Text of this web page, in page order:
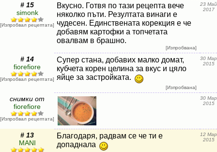
# 15
simonk
[Изпробвал рецептата]
Вкусно. Готвя по тази рецепта вече
няколко пъти. Резултата винаги е
чудесен. Единствената корекция е че
добавям картофки а топчетата
овалвам в брашно.
[Изпробвана]
23 Май
2017
# 14
fiorefiore
[Изпробвал рецептата]
Супер стана, добавих малко домат,
кубчета корен целина за вкус и цяло
яйце за застройката.
[Изпробвана]
30 Мар
2015
снимки от
fiorefiore
[Изпробвал рецептата]
30 Мар
2015
# 13
MANI
Благодаря, радвам се че ти е
допаднала
12 Мар
2015